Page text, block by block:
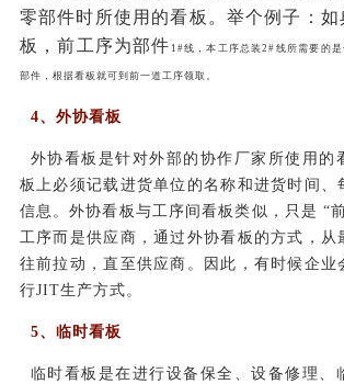
零部件时所使用的看板。举个例子：
板，前工序为部件 1#线，本工序总装2#线所需要的
部件，根据看板就可到前一道工序领取。
4、外协看板
外协看板是针对外部的协作厂家所使用的
板上必须记载进货单位的名称和进货时间、
信息。外协看板与工序间看板类似，只是 “
工序而是供应商，通过外协看板的方式，从
往前拉动，直至供应商。因此，有时候企业
行JIT生产方式。
5、临时看板
临时看板是在进行设备保全、设备修理、